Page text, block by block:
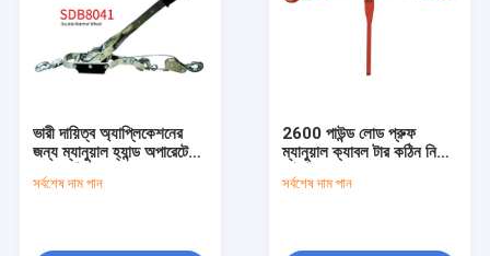
ভারী দায়িত্ব অ্যাপ্লিকেশনের
জন্য ম্যানুয়াল হ্যান্ড অপারেটেড
সর্বশেষ দাম পান
2600 পাউন্ড লোড প্রুফ
ম্যানুয়াল ক্যাবল টার কঠিন নির্মাণ
সর্বশেষ দাম পান